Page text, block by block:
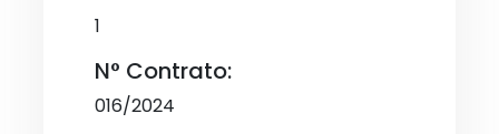
1
N° Contrato:
016/2024